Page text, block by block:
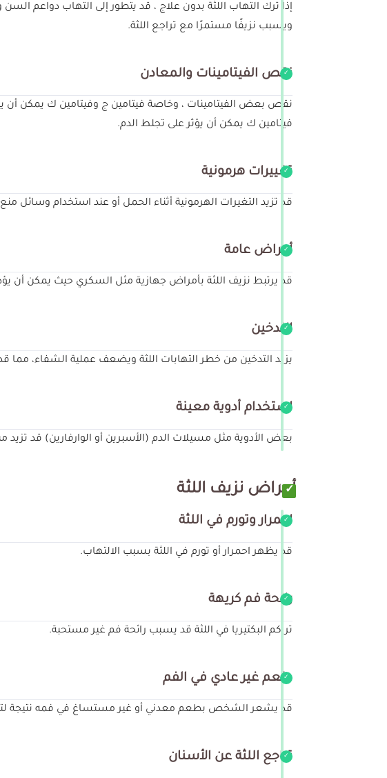
إذا ترك التهاب اللثة بدون علاج ، قد يتطور إلى التهاب دواعم
ويسبب نزيفًا مستمرًا مع تراجع اللثة.
نقص الفيتامينات والمعادن
نقص بعض الفيتامينات ، وخاصة فيتامين ج وفيتامين ك يمكن
فيتامين ك يمكن أن يؤثر على تجلط الدم.
تغييرات هرمونية
قد تزيد التغيرات الهرمونية أثناء الحمل أو عند استخدام وسائل
أمراض عامة
قد يرتبط نزيف اللثة بأمراض جهازية مثل السكري حيث يمكن أن
التدخين
يزيد التدخين من خطر التهابات اللثة ويضعف عملية الشفاء، مما قد
استخدام أدوية معينة
بعض الأدوية مثل مسيلات الدم (الأسبرين أو الوارفارين) قد تزيد
أعراض نزيف اللثة
احمرار وتورم في اللثة
قد يظهر احمرار أو تورم في اللثة بسبب الالتهاب.
رائحة فم كريهة
تراكم البكتيريا في اللثة قد يسبب رائحة فم غير مستحبة.
طعم غير عادي في الفم
قد يشعر الشخص بطعم معدني أو غير مستساغ في فمه نتيجة
تراجع اللثة عن الأسنان